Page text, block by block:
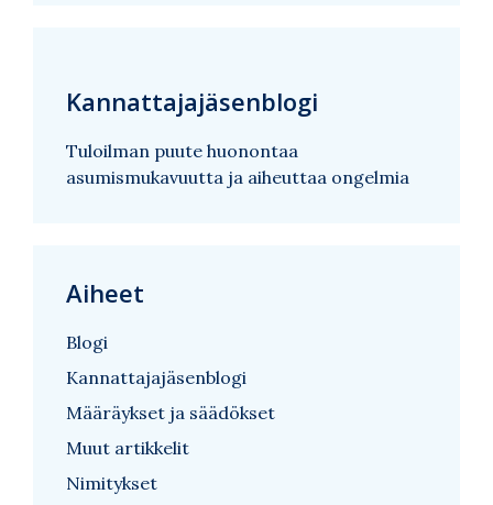
Kannattajajäsenblogi
Tuloilman puute huonontaa
asumismukavuutta ja aiheuttaa ongelmia
Aiheet
Blogi
Kannattajajäsenblogi
Määräykset ja säädökset
Muut artikkelit
Nimitykset